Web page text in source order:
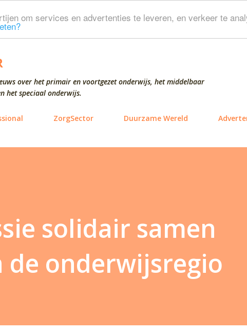
om services en advertenties te leveren, en verkeer te
Doorgaan naar hoofdcontent
over het primair en voortgezet onderwijs, het middelbaar
het speciaal onderwijs.
ZorgSector Duurzame Wereld
solidair samen
de onderwijsregio